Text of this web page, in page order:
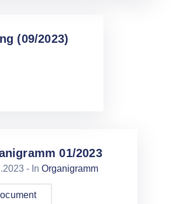
(09/2023)
01/2023
- In Organigramm